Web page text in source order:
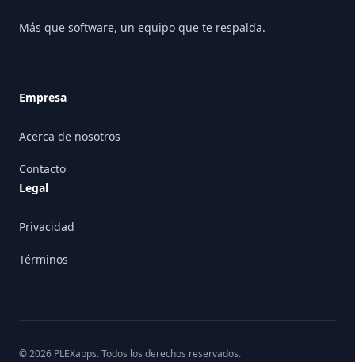
Más que software, un equipo que te respalda.
Empresa
Acerca de nosotros
Contacto
Legal
Privacidad
Términos
©2026 PLEXapps. Todos los derechos reservados.